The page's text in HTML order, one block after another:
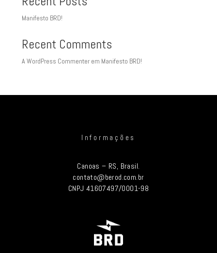
Manifesto BRD!
Recent Comments
A WordPress Commenterem Manifesto BRD!
Informações
Canoas – RS, Brasil.
contato@berod.com.br
CNPJ 41607497/0001-98